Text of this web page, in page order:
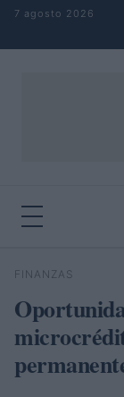
Saltar al contenido
7 agosto 2026
Buscar
FINANZAS